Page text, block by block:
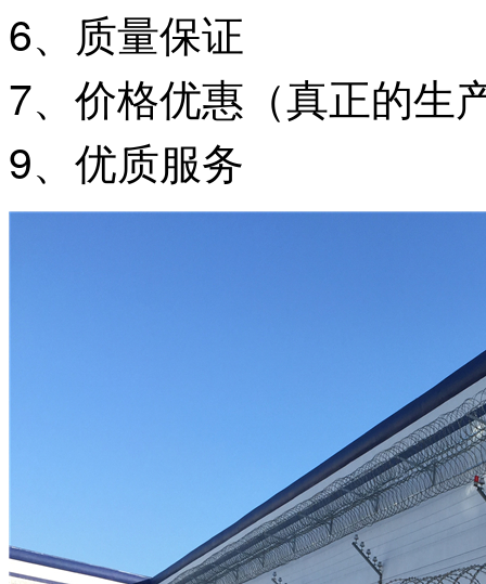
6、质量保证
7、价格优惠（真正的生
9、优质服务